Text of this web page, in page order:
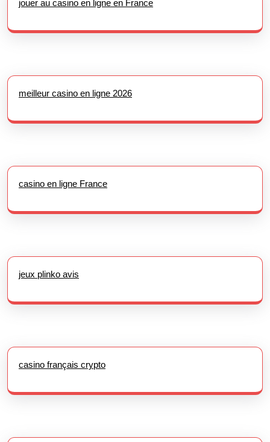
jouer au casino en ligne en France
meilleur casino en ligne 2026
casino en ligne France
jeux plinko avis
casino français crypto